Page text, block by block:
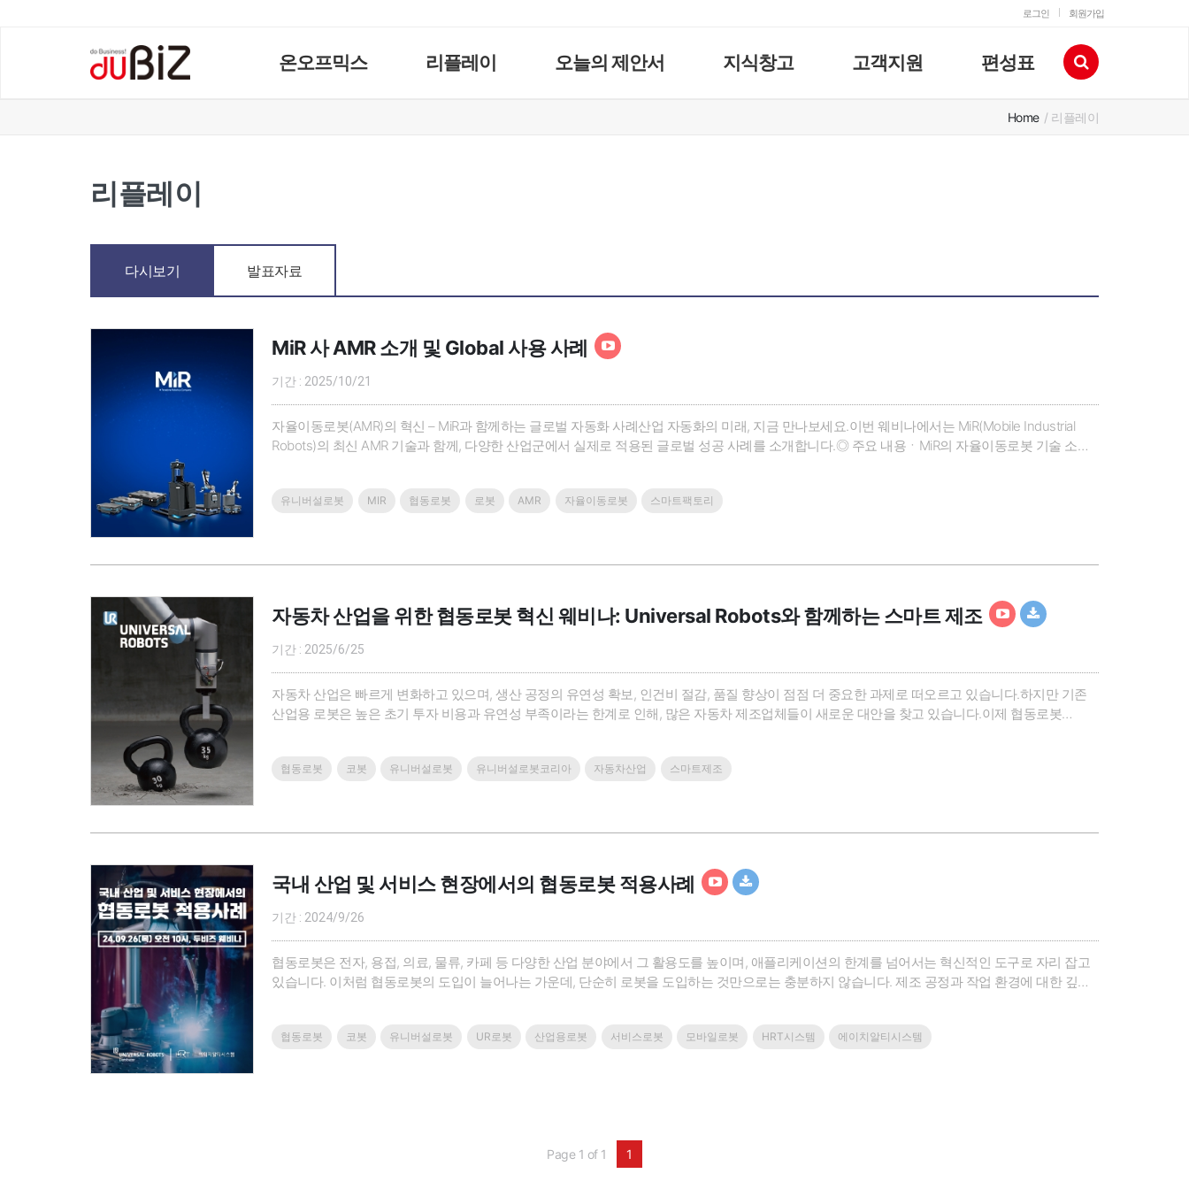
로그인 회원가입
온오프믹스 리플레이 오늘의 제안서 지식창고 고객지원 편성표
Home / 리플레이
리플레이
다시보기 발표자료
MiR 사 AMR 소개 및 Global 사용 사례
기간 : 2025/10/21
자율이동로봇(AMR)의 혁신 – MiR과 함께하는 글로벌 자동화 사례산업 자동화의 미래, 지금 만나보세요.이번 웨비나에서는 MiR(Mobile Industrial
Robots)의 최신 AMR 기술과 함께, 다양한 산업군에서 실제로 적용된 글로벌 성공 사례를 소개합니다.◎ 주요 내용ㆍMiR의 자율이동로봇 기술 소개
유니버설로봇 MIR 협동로봇 로봇 AMR 자율이동로봇 스마트팩토리
자동차 산업을 위한 협동로봇 혁신 웨비나: Universal Robots와 함께하는 스마트 제조
기간 : 2025/6/25
자동차 산업은 빠르게 변화하고 있으며, 생산 공정의 유연성 확보, 인건비 절감, 품질 향상이 점점 더 중요한 과제로 떠오르고 있습니다.하지만 기존
산업용 로봇은 높은 초기 투자 비용과 유연성 부족이라는 한계로 인해, 많은 자동차 제조업체들이 새로운 대안을 찾고 있습니다.이제 협동로봇
협동로봇 코봇 유니버설로봇 유니버설로봇코리아 자동차산업 스마트제조
국내 산업 및 서비스 현장에서의 협동로봇 적용사례
기간 : 2024/9/26
협동로봇은 전자, 용접, 의료, 물류, 카페 등 다양한 산업 분야에서 그 활용도를 높이며, 애플리케이션의 한계를 넘어서는 혁신적인 도구로 자리 잡고
있습니다. 이처럼 협동로봇의 도입이 늘어나는 가운데, 단순히 로봇을 도입하는 것만으로는 충분하지 않습니다. 제조 공정과 작업 환경에 대한 깊은
협동로봇 코봇 유니버설로봇 UR로봇 산업용로봇 서비스로봇 모바일로봇 HRT시스템 에이치알티시스템
Page 1 of 1 1